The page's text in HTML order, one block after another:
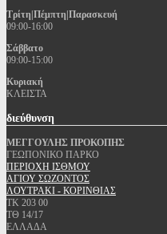
Τρίτη|Πέμπτη|Παρασκευή
09:00-16:00
Σάββατο
09:00-15:00
Κυριακή
ΚΛΕΙΣΤΑ
διεύθυνση
ΜΕΓΓΟΥΛΗΣ ΠΡΟΚΟΠΗΣ
ΓΕΩΠΟΝΙΚΟ ΠΑΡΚΟ
ΠΕΡΙΟΧΗ ΙΣΘΜΟΥ
ΑΓΙΟΥ ΣΩΖΟΝΤΟΣ
ΛΟΥΤΡΑΚΙ - ΚΟΡΙΝΘΙΑΣ
ΤΚ 203 00
ΤΘ 14/17
ΕΛΛΑΔΑ